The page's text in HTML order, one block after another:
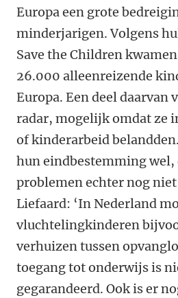
Europa een grote
minderjarigen. Volgens
Save the Children
26.000 alleenreizende
Europa. Een deel daarvan
radar, mogelijk omdat ze
of kinderarbeid
hun eindbestemming wel,
problemen echter nog
Liefaard: ‘In Nederland
vluchtelingkinderen
verhuizen tussen
toegang tot onderwijs is
gegarandeerd. Ook is er